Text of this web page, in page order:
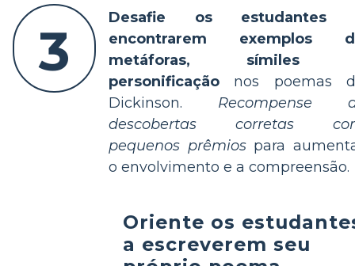
3
Desafie os estudantes
encontrarem exemplos
metáforas, símiles
personificação nos poemas
Dickinson. Recompense
descobertas corretas
pequenos prêmiospara
o envolvimento e a compreensão.
Oriente os
a escreverem seu